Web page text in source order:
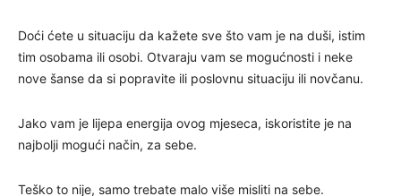
Doći ćete u situaciju da kažete sve što vam je na duši, istim
tim osobama ili osobi. Otvaraju vam se mogućnosti i neke
nove šanse da si popravite ili poslovnu situaciju ili novčanu.
Jako vam je lijepa energija ovog mjeseca, iskoristite je na
najbolji mogući način, za sebe.
Teško to nije, samo trebate malo više misliti na sebe.